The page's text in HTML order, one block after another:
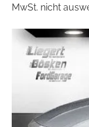
MwSt. nicht